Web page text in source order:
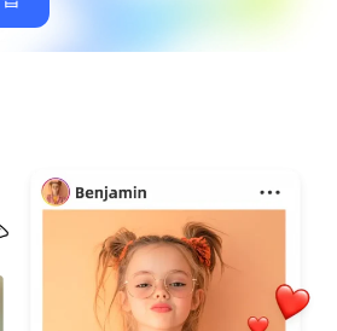
2.6 Motion Control Veo 3.1
Pro Kling 2.1 Master